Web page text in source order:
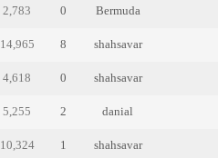
Bermuda
0
2,783
shahsavar
8
14,965
shahsavar
0
4,618
danial
2
5,255
shahsavar
1
10,324